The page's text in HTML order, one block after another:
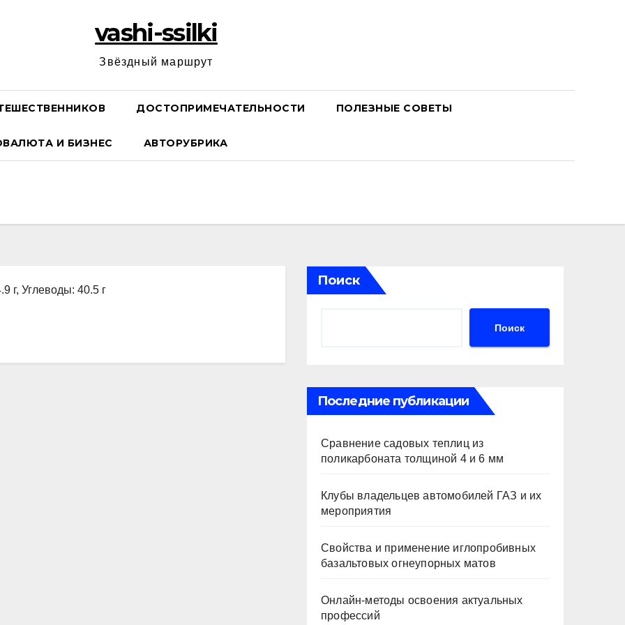
vashi-ssilki
Звёздный маршрут
ДОСТОПРИМЕЧАТЕЛЬНОСТИ ПОЛЕЗНЫЕ СОВЕТЫ
И БИЗНЕС АВТОРУБРИКА
г, Углеводы: 40.5 г
Поиск
Поиск
Последние публикации
Сравнение садовых теплиц из
поликарбоната толщиной 4 и 6 мм
Клубы владельцев автомобилей ГАЗ и их
мероприятия
Свойства и применение иглопробивных
базальтовых огнеупорных матов
Онлайн-методы освоения актуальных
профессий